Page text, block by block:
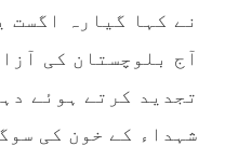
نے کہا گیارہ اگست
آج بلوچستان کی
تجدید کرتے ہوئے
شہداء کے خون کی